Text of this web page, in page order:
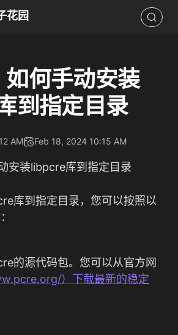
花园
何手动安装
到指定目录
AM Feb 18, 2024 10:15 AM
安装libpcre库到指定目录
库到指定目录，您可以按照以
的源代码包。您可以从官方网
）下载最新的稳定